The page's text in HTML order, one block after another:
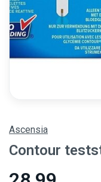
Ascensia
Contour